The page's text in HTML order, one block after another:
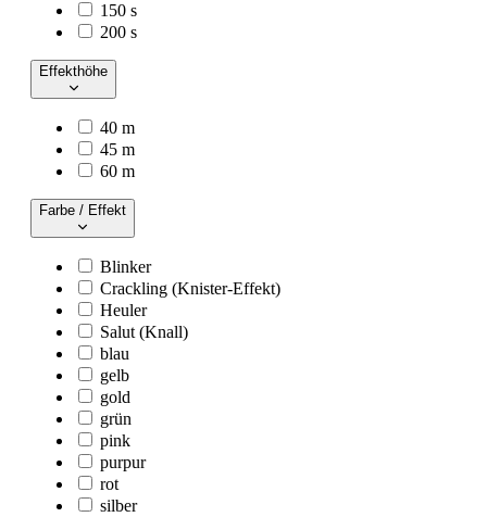
150 s
200 s
Effekthöhe
40 m
45 m
60 m
Farbe / Effekt
Blinker
Crackling (Knister-Effekt)
Heuler
Salut (Knall)
blau
gelb
gold
grün
pink
purpur
rot
silber